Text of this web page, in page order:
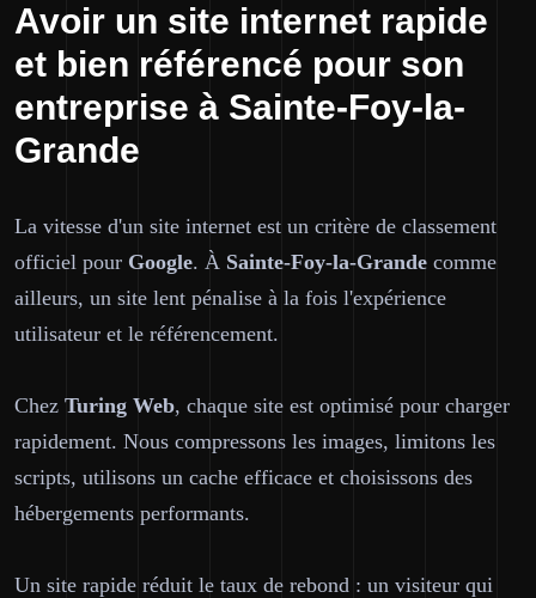
Avoir un site internet rapide
et bien référencé pour son
entreprise à Sainte-Foy-la-
Grande
La vitesse d'un site internet est un critère de classement
officiel pour Google. À Sainte-Foy-la-Grande comme
ailleurs, un site lent pénalise à la fois l'expérience
utilisateur et le référencement.
Chez Turing Web, chaque site est optimisé pour charger
rapidement. Nous compressons les images, limitons les
scripts, utilisons un cache efficace et choisissons des
hébergements performants.
Un site rapide réduit le taux de rebond : un visiteur qui